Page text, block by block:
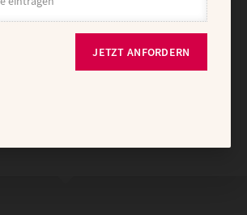
JETZT ANFORDERN